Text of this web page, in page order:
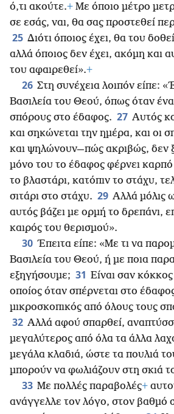
ό,τι ακούτε.+ Με όποιο μέτρο
σε εσάς, ναι, θα σας προστεθεί
25 Διότι όποιος έχει, θα του
αλλά όποιος δεν έχει, ακόμη και
του αφαιρεθεί».+
26 Στη συνέχεια λοιπόν είπε:
Βασιλεία του Θεού, όπως όταν
σπόρους στο έδαφος. 27 Αυτός
και σηκώνεται την ημέρα, και οι
και ψηλώνουν—πώς ακριβώς, δεν
μόνο του το έδαφος φέρνει
το βλαστάρι, κατόπιν το στάχυ,
σιτάρι στο στάχυ. 29 Αλλά μόλις
αυτός βάζει με ορμή το δρεπάνι,
καιρός του θερισμού».
30 Έπειτα είπε: «Με τι να
Βασιλεία του Θεού, ή με ποια
εξηγήσουμε; 31 Είναι σαν
οποίος όταν σπέρνεται στο έδαφος
μικροσκοπικός από όλους τους
32 Αλλά αφού σπαρθεί,
μεγαλύτερος από όλα τα άλλα
μεγάλα κλαδιά, ώστε τα πουλιά
μπορούν να φωλιάζουν στη σκιά
33 Με πολλές παραβολές+
ανάγγελλε τον λόγο, στον βαθμό